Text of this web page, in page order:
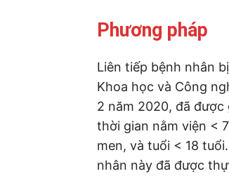
Phương pháp
Liên tiếp bệnh nhân
Khoa học và Công
2 năm 2020, đã
thời gian nằm viện <
men, và tuổi < 18
nhân này đã được